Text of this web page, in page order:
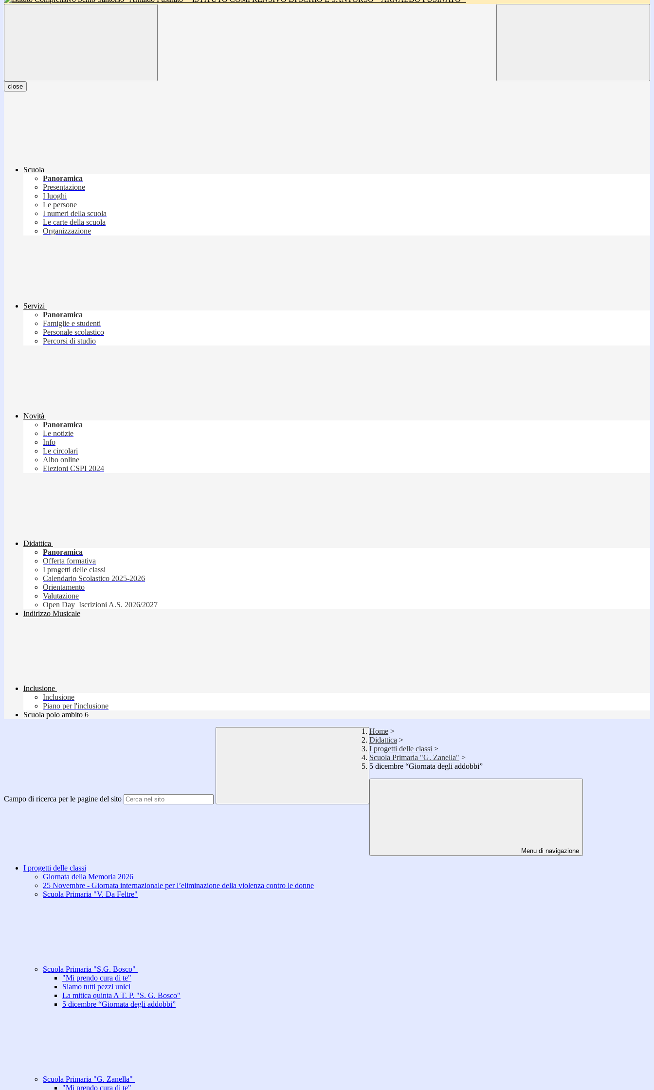
close
Scuola
Panoramica
Presentazione
I luoghi
Le persone
I numeri della scuola
Le carte della scuola
Organizzazione
Servizi
Panoramica
Famiglie e studenti
Personale scolastico
Percorsi di studio
Novità
Panoramica
Le notizie
Info
Le circolari
Albo online
Elezioni CSPI 2024
Didattica
Panoramica
Offerta formativa
I progetti delle classi
Calendario Scolastico 2025-2026
Orientamento
Valutazione
Open Day_Iscrizioni A.S. 2026/2027
Indirizzo Musicale
Inclusione
Inclusione
Piano per l'inclusione
Scuola polo ambito 6
Campo di ricerca per le pagine del sito
Home >
Didattica >
I progetti delle classi >
Scuola Primaria "G. Zanella" >
5 dicembre “Giornata degli addobbi”
Menu di navigazione
I progetti delle classi
Giornata della Memoria 2026
25 Novembre - Giornata internazionale per l’eliminazione della violenza contro le donne
Scuola Primaria "V. Da Feltre"
Scuola Primaria "S.G. Bosco"
"Mi prendo cura di te"
Siamo tutti pezzi unici
La mitica quinta A T. P. "S. G. Bosco"
5 dicembre “Giornata degli addobbi”
Scuola Primaria "G. Zanella"
"Mi prendo cura di te"